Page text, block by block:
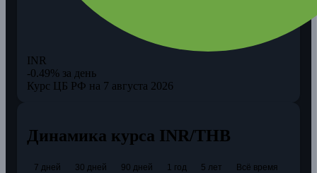
INR
-0.49% за день
Курс ЦБ РФ на 7 августа 2026
Динамика курса INR/THB
7 дней 30 дней 90 дней 1 год 5 лет Всё время